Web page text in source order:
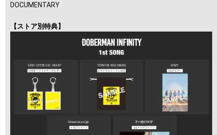
DOCUMENTARY
【ストア別特典】